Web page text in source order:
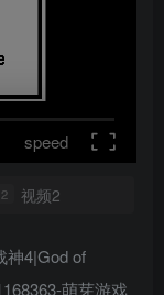
speed
2 视频2